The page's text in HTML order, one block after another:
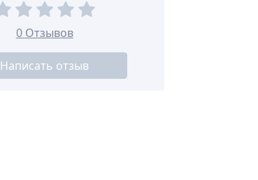
0 Отзывов
Написать отзыв